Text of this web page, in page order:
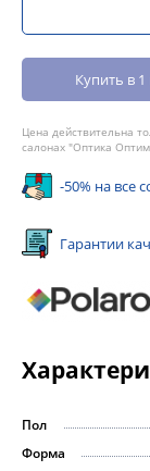
Купить в 1
Цена действительна
салонах "Оптика
-50% на все
Гарантии
Пол
Форма